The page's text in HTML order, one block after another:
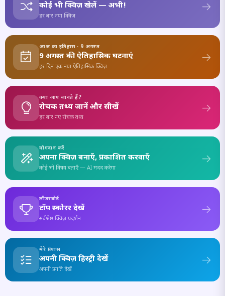
कोई भी क्विज़ खेलें — अभी!
हर बार नया क्विज़
आज का इतिहास · 9 अगस्त
9 अगस्त की ऐतिहासिक घटनाएं
हर दिन एक नया ऐतिहासिक क्विज़
क्या आप जानते हैं?
रोचक तथ्य जानें और सीखें
हर बार नए रोचक तथ्य
योगदान करें
अपना क्विज़ बनाएँ, प्रकाशित करवाएँ
कोई भी विषय बताएँ — AI मदद करेगा
लीडरबोर्ड
टॉप स्कोरर देखें
सर्वश्रेष्ठ क्विज़ प्रदर्शन
मेरे प्रयास
अपनी क्विज़ हिस्ट्री देखें
अपनी प्रगति देखें